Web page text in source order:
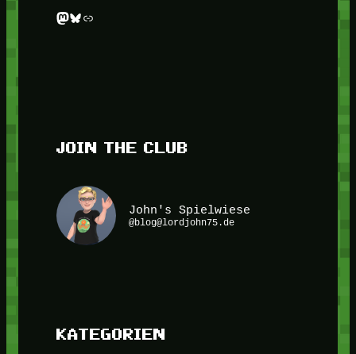
Mastodon Bluesky Link
JOIN THE CLUB
John's Spielwiese
@blog@lordjohn75.de
KATEGORIEN